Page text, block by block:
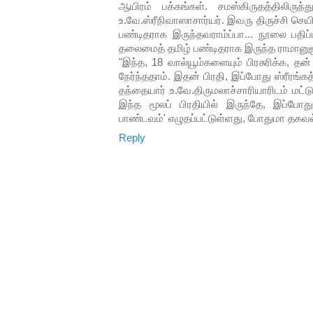
ஆயிரம் பக்கங்கள்.
உ.வே.ஸ்ரீநிவாஸாசார்யர். இவரு திருச்சி
பண்டிதராக இருந்தவராம்ப்பா... நூலை
தலைமைத் தமிழ் பண்டிதராக இருந்த
"இந்த, 18 வால்யூம்களையும் பிரசுரிக்க,
நேர்ந்ததாம். இதன் பிரதி, இப்போது
தந்தையார் உ.வே.திருமலாச்சாரியாரிடம்
இந்த மூலப் பிரதியில் இருந்தே,
பாண்டவம்' எழுதப்பட்டுள்ளது, போதுமா
Reply